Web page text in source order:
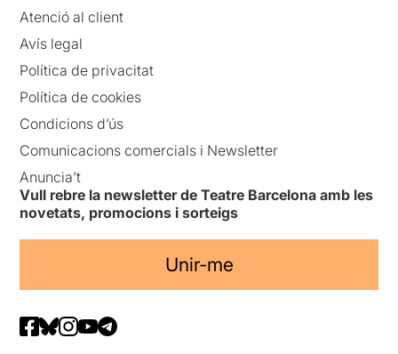
Atenció al client
Avís legal
Política de privacitat
Política de cookies
Condicions d’ús
Comunicacions comercials i Newsletter
Anuncia’t
Vull rebre la newsletter de Teatre Barcelona amb les
novetats, promocions i sorteigs
Unir-me